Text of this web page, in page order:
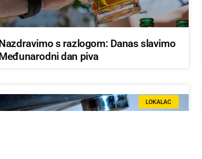
Nazdravimo s razlogom: Danas slavimo
Međunarodni dan piva
LOKALAC